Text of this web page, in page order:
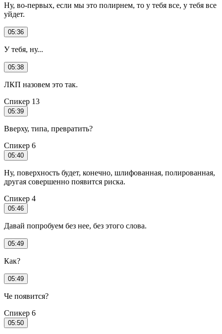
Ну, во-первых, если мы это полирнем, то у тебя все, у тебя все
уйдет.
05:36
У тебя, ну...
05:38
ЛКП назовем это так.
Спикер 13
05:39
Вверху, типа, превратить?
Спикер 6
05:40
Ну, поверхность будет, конечно, шлифованная, полированная,
другая совершенно появится риска.
Спикер 4
05:46
Давай попробуем без нее, без этого слова.
05:49
Как?
05:49
Че появится?
Спикер 6
05:50